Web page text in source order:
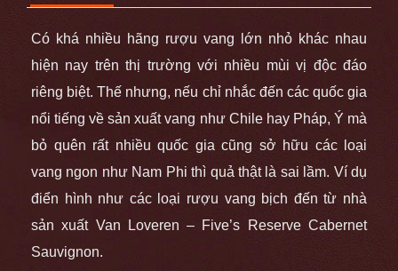
Có khá nhiều hãng rượu vang lớn nhỏ khác nhau
hiện nay trên thị trường với nhiều mùi vị độc đáo
riêng biệt. Thế nhưng, nếu chỉ nhắc đến các quốc gia
nổi tiếng về sản xuất vang như Chile hay Pháp, Ý mà
bỏ quên rất nhiều quốc gia cũng sở hữu các loại
vang ngon như Nam Phi thì quả thật là sai lầm. Ví dụ
điển hình như các loại rượu vang bịch đến từ nhà
sản xuất Van Loveren – Five’s Reserve Cabernet
Sauvignon.